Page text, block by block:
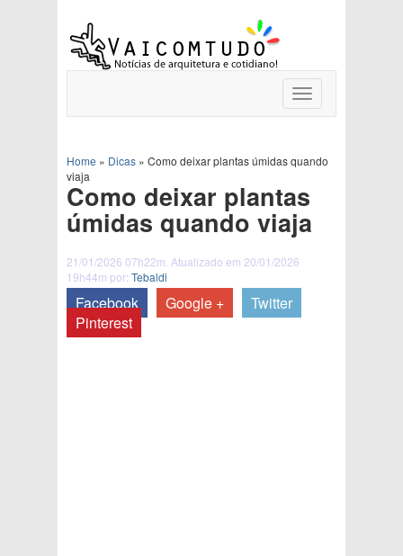
Toggle
navigation
Home » Dicas » Como deixar plantas úmidas quando
viaja
Como deixar plantas
úmidas quando viaja
21/01/2026 07h22m. Atualizado em 20/01/2026
19h44m por: Tebaldi
Facebook Google +
Twitter
Pinterest